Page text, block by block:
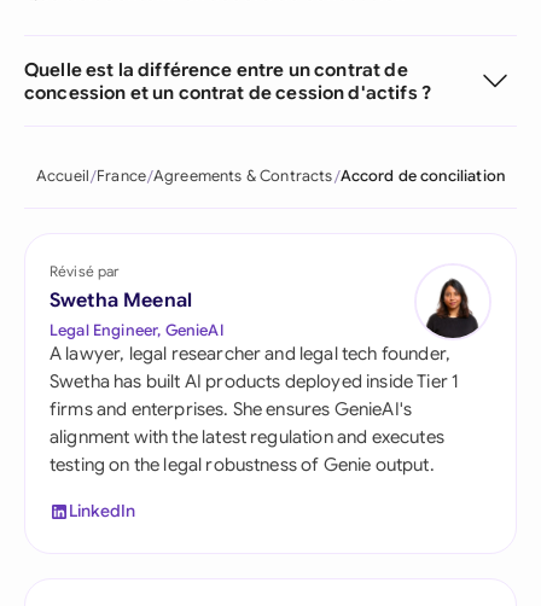
Quelle est la différence entre un contrat de
concession et un contrat de cession d'actifs ?
Accueil France Agreements & Contracts Accord de conciliation
Révisé par
Swetha Meenal
Legal Engineer, GenieAI
A lawyer, legal researcher and legal tech founder,
Swetha has built AI products deployed inside Tier 1
firms and enterprises. She ensures GenieAI's
alignment with the latest regulation and executes
testing on the legal robustness of Genie output.
LinkedIn